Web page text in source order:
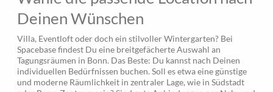
Deinen Wünschen
Villa, Eventloft oder doch ein stilvoller Wintergarten? Bei
Spacebase findest Du eine breitgefächerte Auswahl an
Tagungsräumen in Bonn. Das Beste: Du kannst nach Deinen
individuellen Bedürfnissen buchen. Soll es etwa eine günstige
und moderne Räumlichkeit in zentraler Lage, wie in Südstadt